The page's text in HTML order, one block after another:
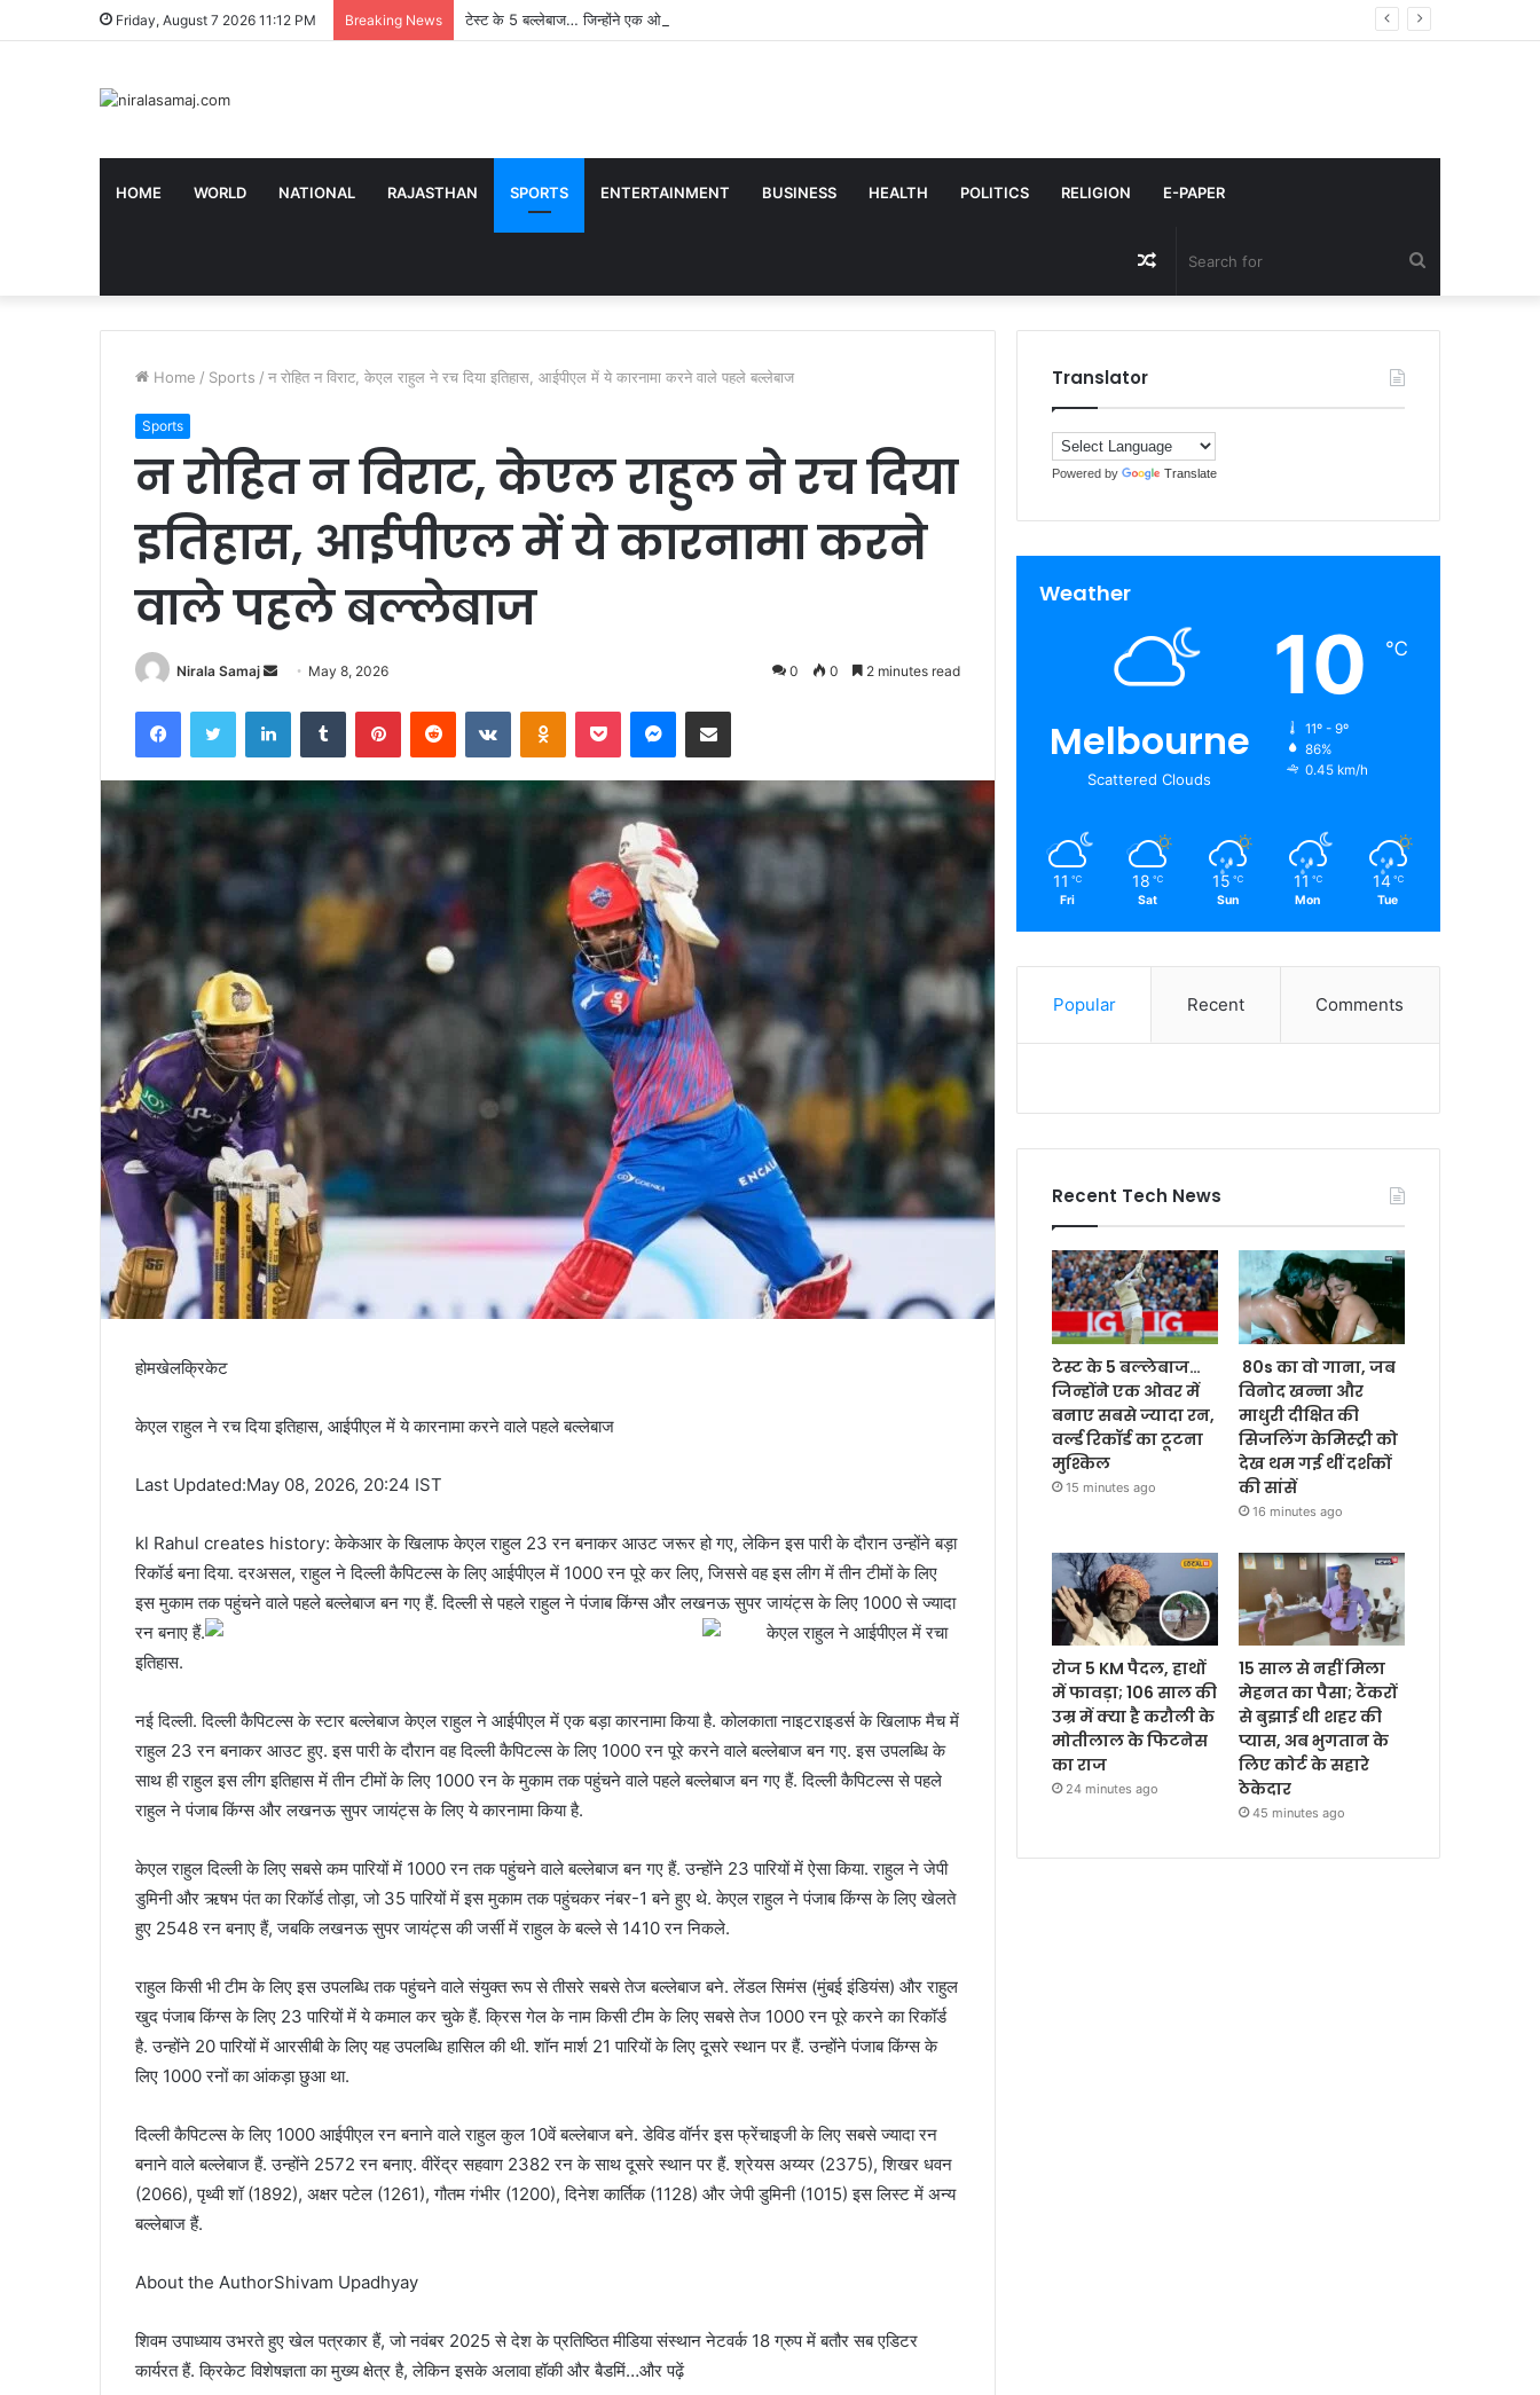
Friday, August 7 2026 11:12 PM Breaking News टेस्ट के 5 बल्लेबाज… जिन्होंने एक ओवर में बनाए सबसे ज्यादा रन, वर्ल्ड रिकॉर्ड का टूटना मुश्किल
HOME WORLD NATIONAL RAJASTHAN SPORTS ENTERTAINMENT BUSINESS HEALTH POLITICS RELIGION E-PAPER
for
Random
Article
Home / Sports / न रोहित न विराट, केएल राहुल ने रच दिया इतिहास, आईपीएल में ये कारनामा करने वाले पहले बल्लेबाज
Sports
न रोहित न विराट, केएल राहुल ने रच दिया
इतिहास, आईपीएल में ये कारनामा करने
वाले पहले बल्लेबाज
Nirala Samaj
Send May 8, 2026 0 0 2 minutes read
FacebookTwitter LinkedInTumblr PinterestReddit VKontakteOdnoklassniki
Pocket Messenger
Share via Email
होमखेलक्रिकेट
केएल राहुल ने रच दिया इतिहास, आईपीएल में ये कारनामा करने वाले पहले बल्लेबाज
Last Updated:May 08, 2026, 20:24 IST
kl Rahul creates history: केकेआर के खिलाफ केएल राहुल 23 रन बनाकर आउट जरूर हो गए, लेकिन इस पारी के दौरान उन्होंने बड़ा
रिकॉर्ड बना दिया. दरअसल, राहुल ने दिल्ली कैपिटल्स के लिए आईपीएल में 1000 रन पूरे कर लिए, जिससे वह इस लीग में तीन टीमों के लिए
इस मुकाम तक पहुंचने वाले पहले बल्लेबाज बन गए हैं. दिल्ली से पहले राहुल ने पंजाब किंग्स और लखनऊ सुपर जायंट्स के लिए 1000 से ज्यादा
रन बनाए हैं.
केएल राहुल ने आईपीएल में रचा
इतिहास.
नई दिल्ली. दिल्ली कैपिटल्स के स्टार बल्लेबाज केएल राहुल ने आईपीएल में एक बड़ा कारनामा किया है. कोलकाता नाइटराइडर्स के खिलाफ मैच में
राहुल 23 रन बनाकर आउट हुए. इस पारी के दौरान वह दिल्ली कैपिटल्स के लिए 1000 रन पूरे करने वाले बल्लेबाज बन गए. इस उपलब्धि के
साथ ही राहुल इस लीग इतिहास में तीन टीमों के लिए 1000 रन के मुकाम तक पहुंचने वाले पहले बल्लेबाज बन गए हैं. दिल्ली कैपिटल्स से पहले
राहुल ने पंजाब किंग्स और लखनऊ सुपर जायंट्स के लिए ये कारनामा किया है.
केएल राहुल दिल्ली के लिए सबसे कम पारियों में 1000 रन तक पहुंचने वाले बल्लेबाज बन गए हैं. उन्होंने 23 पारियों में ऐसा किया. राहुल ने जेपी
डुमिनी और ऋषभ पंत का रिकॉर्ड तोड़ा, जो 35 पारियों में इस मुकाम तक पहुंचकर नंबर-1 बने हुए थे. केएल राहुल ने पंजाब किंग्स के लिए खेलते
हुए 2548 रन बनाए हैं, जबकि लखनऊ सुपर जायंट्स की जर्सी में राहुल के बल्ले से 1410 रन निकले.
राहुल किसी भी टीम के लिए इस उपलब्धि तक पहुंचने वाले संयुक्त रूप से तीसरे सबसे तेज बल्लेबाज बने. लेंडल सिमंस (मुंबई इंडियंस) और राहुल
खुद पंजाब किंग्स के लिए 23 पारियों में ये कमाल कर चुके हैं. क्रिस गेल के नाम किसी टीम के लिए सबसे तेज 1000 रन पूरे करने का रिकॉर्ड
है. उन्होंने 20 पारियों में आरसीबी के लिए यह उपलब्धि हासिल की थी. शॉन मार्श 21 पारियों के लिए दूसरे स्थान पर हैं. उन्होंने पंजाब किंग्स के
लिए 1000 रनों का आंकड़ा छुआ था.
दिल्ली कैपिटल्स के लिए 1000 आईपीएल रन बनाने वाले राहुल कुल 10वें बल्लेबाज बने. डेविड वॉर्नर इस फ्रेंचाइजी के लिए सबसे ज्यादा रन
बनाने वाले बल्लेबाज हैं. उन्होंने 2572 रन बनाए. वीरेंद्र सहवाग 2382 रन के साथ दूसरे स्थान पर हैं. श्रेयस अय्यर (2375), शिखर धवन
(2066), पृथ्वी शॉ (1892), अक्षर पटेल (1261), गौतम गंभीर (1200), दिनेश कार्तिक (1128) और जेपी डुमिनी (1015) इस लिस्ट में अन्य
बल्लेबाज हैं.
About the AuthorShivam Upadhyay
शिवम उपाध्याय उभरते हुए खेल पत्रकार हैं, जो नवंबर 2025 से देश के प्रतिष्ठित मीडिया संस्थान नेटवर्क 18 ग्रुप में बतौर सब एडिटर
कार्यरत हैं. क्रिकेट विशेषज्ञता का मुख्य क्षेत्र है, लेकिन इसके अलावा हॉकी और बैडमिं…और पढ़ें
Translator
Powered by Translate
Weather
Melbourne
Scattered Clouds
10 ℃
11º - 9º
86%
0.45 km/h
11 ℃
Fri
18 ℃
Sat
15 ℃
Sun
11 ℃
Mon
14 ℃
Tue
Popular Recent Comments
Recent Tech News
टेस्ट के 5 बल्लेबाज…
जिन्होंने एक ओवर में
बनाए सबसे ज्यादा रन,
वर्ल्ड रिकॉर्ड का टूटना
मुश्किल
15 minutes ago
80s का वो गाना, जब
विनोद खन्ना और
माधुरी दीक्षित की
सिजलिंग केमिस्ट्री को
देख थम गई थीं दर्शकों
की सांसें
16 minutes ago
रोज 5 KM पैदल, हाथों
में फावड़ा; 106 साल की
उम्र में क्या है करौली के
मोतीलाल के फिटनेस
का राज
24 minutes ago
15 साल से नहीं मिला
मेहनत का पैसा; टैंकरों
से बुझाई थी शहर की
प्यास, अब भुगतान के
लिए कोर्ट के सहारे
ठेकेदार
45 minutes ago